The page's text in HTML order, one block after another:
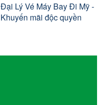
Đại Lý Vé Máy Bay Đi Mỹ -
Khuyến mãi độc quyền